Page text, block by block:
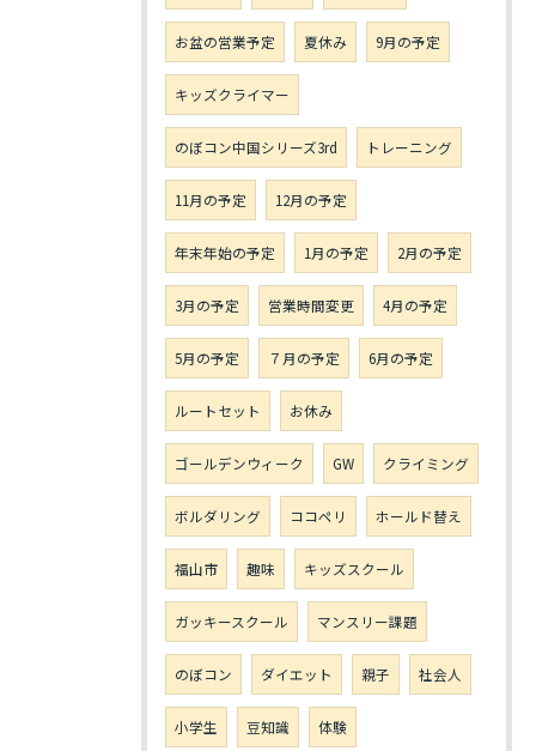
お盆の営業予定 夏休み 9月の予定
キッズクライマー
のぼコン中国シリーズ3rd トレーニング
11月の予定 12月の予定
年末年始の予定 1月の予定 2月の予定
3月の予定 営業時間変更 4月の予定
5月の予定 ７月の予定 6月の予定
ルートセット お休み
ゴールデンウィーク GW クライミング
ボルダリング ココペリ ホールド替え
福山市 趣味 キッズスクール
ガッキースクール マンスリー課題
のぼコン ダイエット 親子 社会人
小学生 豆知識 体験